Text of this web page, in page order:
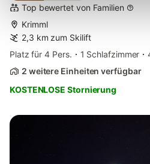
Top bewertet von Familien
Krimml
2,3 km zum Skilift
Platz für 4 Pers.
1 Schlafzimmer
2 weitere Einheiten verfügbar
KOSTENLOSE Stornierung